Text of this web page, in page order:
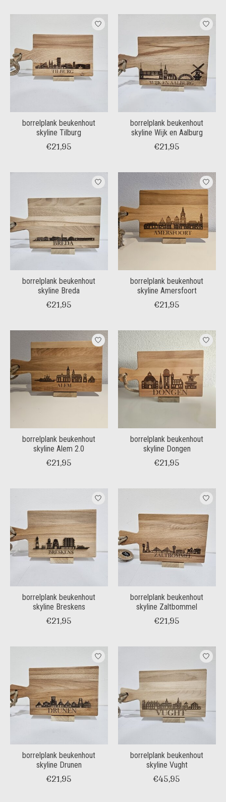
borrelplank beukenhout
skyline Tilburg
€21,95
borrelplank beukenhout
skyline Wijk en Aalburg
€21,95
borrelplank beukenhout
skyline Breda
€21,95
borrelplank beukenhout
skyline Amersfoort
€21,95
borrelplank beukenhout
skyline Alem 2.0
€21,95
borrelplank beukenhout
skyline Dongen
€21,95
borrelplank beukenhout
skyline Breskens
€21,95
borrelplank beukenhout
skyline Zaltbommel
€21,95
borrelplank beukenhout
skyline Drunen
€21,95
borrelplank beukenhout
skyline Vught
€45,95